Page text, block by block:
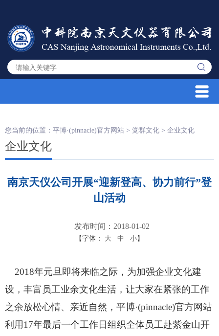
您当前的位置： 平博·(pinnacle)官方网站 > 党群文化 > 企业文化
企业文化
南京天仪公司开展“迎新登高、协力前行”登
山活动
发布时间：2018-01-02
【字体： 大 中 小】
2018年元旦即将来临之际，为加强企业文化建
设，丰富员工业余文化生活，让大家在紧张的工作
之余放松心情、亲近自然，平博·(pinnacle)官方网站
利用17年最后一个工作日组织全体员工赴紫金山开